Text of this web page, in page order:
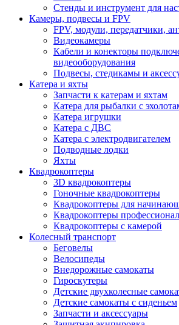
Стенды и инструмент для
Камеры, подвесы и FPV
FPV, модули, передатчики,
Видеокамеры
Кабели и конекторы
видеооборудования
Подвесы, стедикамы и
Катера и яхты
Запчасти к катерам и яхтам
Катера для рыбалки с
Катера игрушки
Катера с ДВС
Катера с электродвигателем
Подводные лодки
Яхты
Квадрокоптеры
3D квадрокоптеры
Гоночные квадрокоптеры
Квадрокоптеры для
Квадрокоптеры
Квадрокоптеры с камерой
Колесный транспорт
Беговелы
Велосипеды
Внедорожные самокаты
Гироскутеры
Детские двухколесные
Детские самокаты с сиденьем
Запчасти и аксессуары